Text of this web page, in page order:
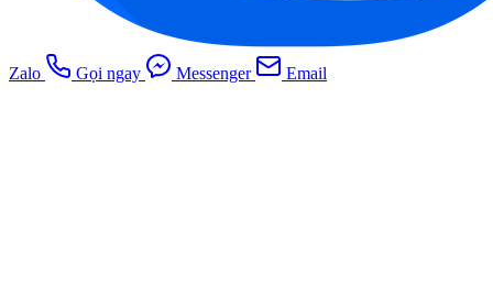
Zalo Gọi ngay Messenger Email